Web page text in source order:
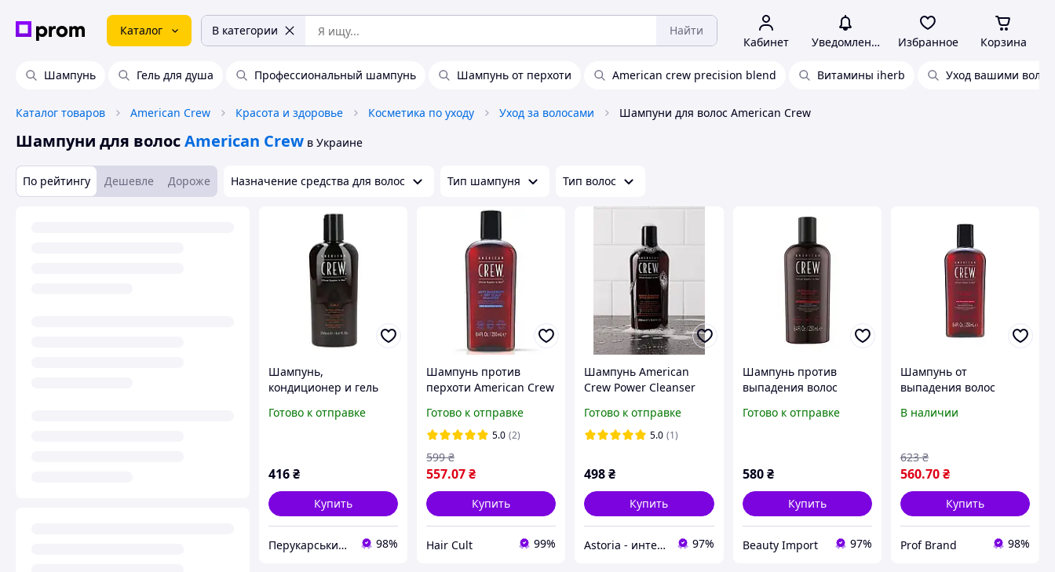
Каталог В категории Найти
Кабинет Уведомления Избранное Корзина
Шампунь Гель для душа Профессиональный шампунь Шампунь от перхоти American crew precision blend Витамины iherb Уход вашими
Каталог товаров American Crew Красота и здоровье Косметика по уходу Уход за волосами Шампуни для волос American Crew
Шампуни для волосAmerican Crew в Украине
По рейтингу Дешевле Дороже Назначение средства для волос Тип шампуня Тип волос
Шампунь,
кондиционер и гель
Crew Relaxing Shampoo
Готово к отправке
416₴
Купить
Перукарський Рай 98%
Шампунь против
перхоти American Crew
Shampoo 250 мл
8432225131887
Готово к отправке
5.0 (2)
557.07₴
599 ₴
Купить
Hair Сult 99%
Шампунь American
Crew Power Cleanser
глубокое очищение и
свежесть Американ
Готово к отправке
5.0 (1)
498₴
Купить
Astoria - интернет-магазин косметики и парфюмерии 97%
Шампунь против
выпадения волос
Hairloss Shampoo 250
Готово к отправке
580 ₴
Купить
Beauty Import 97%
Шампунь от
выпадения волос
Hairloss Shampoo
В наличии
560.70₴
623 ₴
Купить
Prof Brand 98%